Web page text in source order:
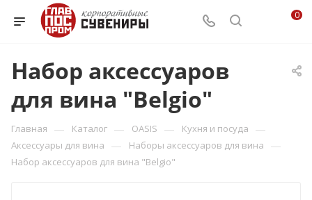
0
Набор аксессуаров
для вина "Belgio"
Главная — Каталог — OASIS — Кухня и посуда —
Аксессуары для вина — Наборы аксессуаров для вина —
Набор аксессуаров для вина "Belgio"